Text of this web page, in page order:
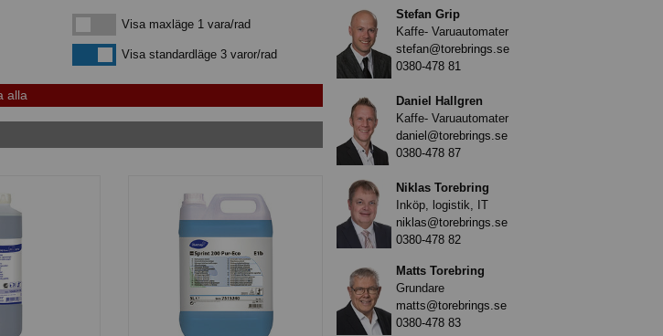
Visa maxläge 1 vara/rad
Visa maxläge 1 vara/rad
Visa standardlägeVisa standardläge 3 varor/rad
Stefan Grip
Kaffe- Varuautomater
stefan@torebrings.se
0380-478 81
Daniel Hallgren
Kaffe- Varuautomater
daniel@torebrings.se
0380-478 87
Niklas Torebring
Inköp, logistik, IT
niklas@torebrings.se
0380-478 82
Matts Torebring
Grundare
matts@torebrings.se
0380-478 83